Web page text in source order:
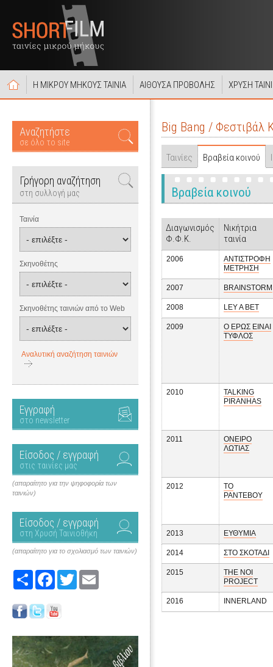
Η ΜΙΚΡΟΥ ΜΗΚΟΥΣ ΤΑΙΝΙΑ ΑΙΘΟΥΣΑ ΠΡΟΒΟΛΗΣ ΧΡΥΣΗ
Αναζητήστε
σε όλο το site
Γρήγορη αναζήτηση
στη συλλογή μας
Ταινία
Σκηνοθέτης
Σκηνοθέτης ταινιών από το Web
Αναλυτική αναζήτηση ταινιών
Εγγραφή
στο newsletter
Είσοδος / εγγραφή
στις ταινίες μας
(απαραίτητο για την ψηφοφορία των
ταινιών)
Είσοδος / εγγραφή
στη Χρυσή Ταινιοθήκη
(απαραίτητο για το σχολιασμό των ταινιών)
Share FacebookTwitter
Big Bang /
Ταινίες Βραβεία κοινού
Βραβεία κοινού
Διαγωνισμός
Φ.Φ.Κ.
Νικήτρια
ταινία
2006
ΑΝΤΙΣΤΡΟΦΗ
ΜΕΤΡΗΣΗ
2007 BRAINSTORM
2008 LEY A BET
2009
Ο ΕΡΩΣ ΕΙΝΑΙ
ΤΥΦΛΟΣ
2010
TALKING
PIRANHAS
2011
ΟΝΕΙΡΟ
ΛΩΤΙΑΣ
2012
ΤΟ
ΡΑΝΤΕΒΟΥ
2013 ΕΥΘΥΜΙΑ
2014 ΣΤΟ ΣΚΟΤΑΔΙ
2015
THE NOI
PROJECT
2016 INNERLAND